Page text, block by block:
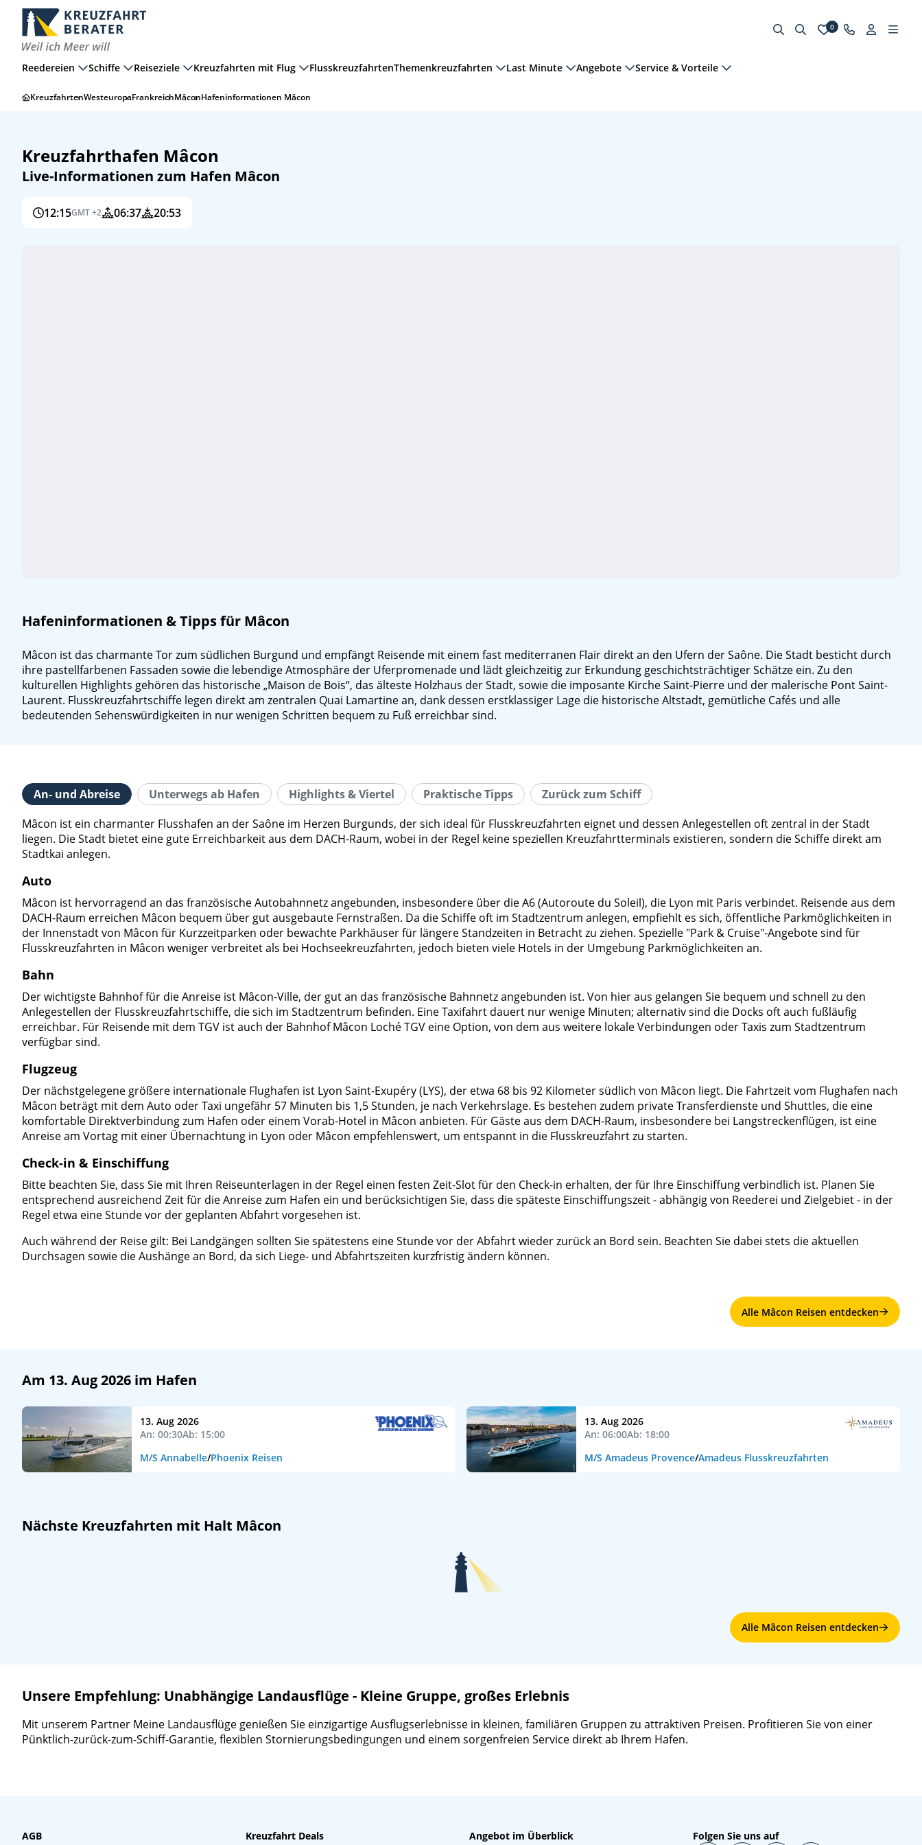
0
Reedereien Schiffe Reiseziele Kreuzfahrten mit Flug FlusskreuzfahrtenThemenkreuzfahrten Last Minute Angebote Service & Vorteile
KreuzfahrtenWesteuropaFrankreichMâconHafeninformationen Mâcon
Kreuzfahrthafen Mâcon
Live-Informationen zum Hafen Mâcon
12:15GMT +2 06:37 20:53
Hafeninformationen & Tipps für Mâcon
Mâcon ist das charmante Tor zum südlichen Burgund und empfängt Reisende mit einem fast mediterranen Flair direkt an den Ufern der Saône. Die Stadt besticht durch
ihre pastellfarbenen Fassaden sowie die lebendige Atmosphäre der Uferpromenade und lädt gleichzeitig zur Erkundung geschichtsträchtiger Schätze ein. Zu den
kulturellen Highlights gehören das historische „Maison de Bois“, das älteste Holzhaus der Stadt, sowie die imposante Kirche Saint-Pierre und der malerische Pont Saint-
Laurent. Flusskreuzfahrtschiffe legen direkt am zentralen Quai Lamartine an, dank dessen erstklassiger Lage die historische Altstadt, gemütliche Cafés und alle
bedeutenden Sehenswürdigkeiten in nur wenigen Schritten bequem zu Fuß erreichbar sind.
An- und Abreise Unterwegs ab Hafen Highlights & Viertel Praktische Tipps
Zurück zum Schiff
Mâcon ist ein charmanter Flusshafen an der Saône im Herzen Burgunds, der sich ideal für Flusskreuzfahrten eignet und dessen Anlegestellen oft zentral in der Stadt
liegen. Die Stadt bietet eine gute Erreichbarkeit aus dem DACH-Raum, wobei in der Regel keine speziellen Kreuzfahrtterminals existieren, sondern die Schiffe direkt am
Stadtkai anlegen.
Auto
Mâcon ist hervorragend an das französische Autobahnnetz angebunden, insbesondere über die A6 (Autoroute du Soleil), die Lyon mit Paris verbindet. Reisende aus dem
DACH-Raum erreichen Mâcon bequem über gut ausgebaute Fernstraßen. Da die Schiffe oft im Stadtzentrum anlegen, empfiehlt es sich, öffentliche Parkmöglichkeiten in
der Innenstadt von Mâcon für Kurzzeitparken oder bewachte Parkhäuser für längere Standzeiten in Betracht zu ziehen. Spezielle "Park & Cruise"-Angebote sind für
Flusskreuzfahrten in Mâcon weniger verbreitet als bei Hochseekreuzfahrten, jedoch bieten viele Hotels in der Umgebung Parkmöglichkeiten an.
Bahn
Der wichtigste Bahnhof für die Anreise ist Mâcon-Ville, der gut an das französische Bahnnetz angebunden ist. Von hier aus gelangen Sie bequem und schnell zu den
Anlegestellen der Flusskreuzfahrtschiffe, die sich im Stadtzentrum befinden. Eine Taxifahrt dauert nur wenige Minuten; alternativ sind die Docks oft auch fußläufig
erreichbar. Für Reisende mit dem TGV ist auch der Bahnhof Mâcon Loché TGV eine Option, von dem aus weitere lokale Verbindungen oder Taxis zum Stadtzentrum
verfügbar sind.
Flugzeug
Der nächstgelegene größere internationale Flughafen ist Lyon Saint-Exupéry (LYS), der etwa 68 bis 92 Kilometer südlich von Mâcon liegt. Die Fahrtzeit vom Flughafen nach
Mâcon beträgt mit dem Auto oder Taxi ungefähr 57 Minuten bis 1,5 Stunden, je nach Verkehrslage. Es bestehen zudem private Transferdienste und Shuttles, die eine
komfortable Direktverbindung zum Hafen oder einem Vorab-Hotel in Mâcon anbieten. Für Gäste aus dem DACH-Raum, insbesondere bei Langstreckenflügen, ist eine
Anreise am Vortag mit einer Übernachtung in Lyon oder Mâcon empfehlenswert, um entspannt in die Flusskreuzfahrt zu starten.
Check-in & Einschiffung
Bitte beachten Sie, dass Sie mit Ihren Reiseunterlagen in der Regel einen festen Zeit-Slot für den Check-in erhalten, der für Ihre Einschiffung verbindlich ist. Planen Sie
entsprechend ausreichend Zeit für die Anreise zum Hafen ein und berücksichtigen Sie, dass die späteste Einschiffungszeit - abhängig von Reederei und Zielgebiet - in der
Regel etwa eine Stunde vor der geplanten Abfahrt vorgesehen ist.
Auch während der Reise gilt: Bei Landgängen sollten Sie spätestens eine Stunde vor der Abfahrt wieder zurück an Bord sein. Beachten Sie dabei stets die aktuellen
Durchsagen sowie die Aushänge an Bord, da sich Liege- und Abfahrtszeiten kurzfristig ändern können.
Alle Mâcon Reisen entdecken
Am 13. Aug 2026 im Hafen
13. Aug 2026
An: 00:30Ab: 15:00
M/S Annabelle/Phoenix Reisen
13. Aug 2026
An: 06:00Ab: 18:00
M/S Amadeus Provence/Amadeus Flusskreuzfahrten
Nächste Kreuzfahrten mit Halt Mâcon
Alle Mâcon Reisen entdecken
Unsere Empfehlung: Unabhängige Landausflüge - Kleine Gruppe, großes Erlebnis
Mit unserem Partner Meine Landausflüge genießen Sie einzigartige Ausflugserlebnisse in kleinen, familiären Gruppen zu attraktiven Preisen. Profitieren Sie von einer
Pünktlich-zurück-zum-Schiff-Garantie, flexiblen Stornierungsbedingungen und einem sorgenfreien Service direkt ab Ihrem Hafen.
AGB
Kreuzfahrt Deals Angebot im Überblick Folgen Sie uns auf